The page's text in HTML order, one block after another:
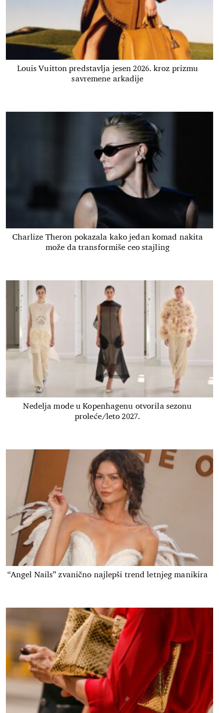
Louis Vuitton predstavlja jesen 2026. kroz prizmu
savremene arkadije
Charlize Theron pokazala kako jedan komad nakita
može da transformiše ceo stajling
Nedelja mode u Kopenhagenu otvorila sezonu
proleće/leto 2027.
“Angel Nails” zvanično najlepši trend letnjeg manikira